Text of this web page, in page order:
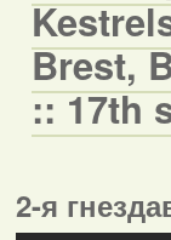
Brest,
:: 17th
2-я